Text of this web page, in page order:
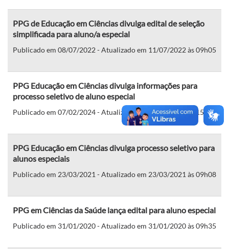
PPG de Educação em Ciências divulga edital de seleção
simplificada para aluno/a especial
Publicado em 08/07/2022 - Atualizado em 11/07/2022 às 09h05
PPG Educação em Ciências divulga informações para
processo seletivo de aluno especial
Publicado em 07/02/2024 - Atualizado em 07/02/2024 às 15h54
PPG Educação em Ciências divulga processo seletivo para
alunos especiais
Publicado em 23/03/2021 - Atualizado em 23/03/2021 às 09h08
PPG em Ciências da Saúde lança edital para aluno especial
Publicado em 31/01/2020 - Atualizado em 31/01/2020 às 09h35